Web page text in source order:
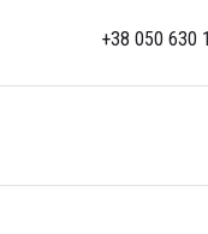
+38 050 630